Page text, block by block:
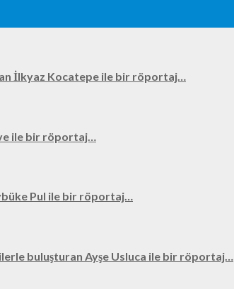
İlkyaz Kocatepe ile bir röportaj…
ile bir röportaj…
Pul ile bir röportaj…
buluşturan Ayşe Usluca ile bir röportaj…